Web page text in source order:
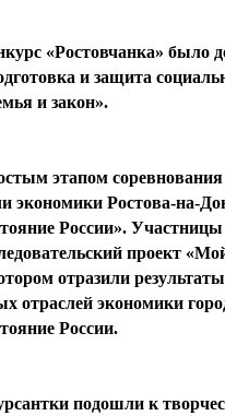
«Ростовчанка» было
и защита
и закон».
этапом соревнования
экономики Ростова-на-
России». Участницы
проект
отразили
отраслей экономики
России.
подошли к